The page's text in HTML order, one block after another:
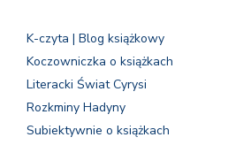
K-czyta | Blog książkowy
Koczowniczka o książkach
Literacki Świat Cyrysi
Rozkminy Hadyny
Subiektywnie o książkach